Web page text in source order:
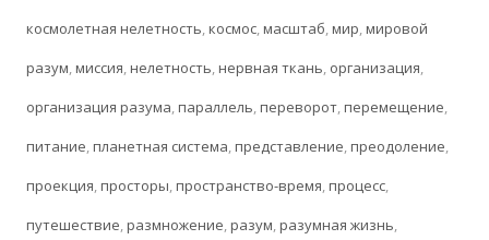
космолетная нелетность,космос,масштаб,мир,мировой
разум,миссия,нелетность,нервная ткань, организация,
организация разума,параллель,переворот,перемещение,
питание,планетная система,представление,преодоление,
проекция,просторы,пространство-время,процесс,
путешествие,размножение,разум,разумная жизнь,